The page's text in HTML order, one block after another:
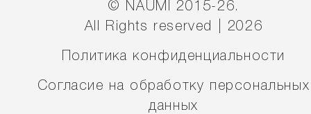
© NAUMI 2015-26.
All Rights reserved | 2026
Политика конфиденциальности
Согласие на обработку персональных
данных